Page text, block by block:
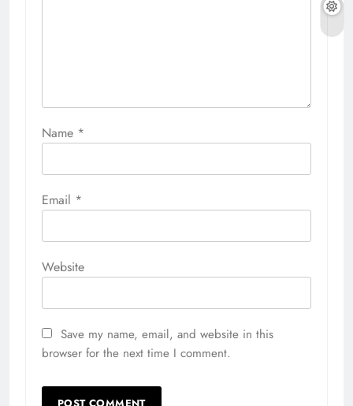
Name *
Email *
Website
Save my name, email, and website in this
browser for the next time I comment.